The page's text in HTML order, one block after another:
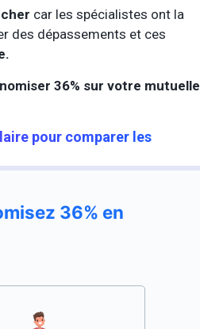
car les spécialistes ont la
des dépassements et ces
36% sur votre mutuelle
pour comparer les